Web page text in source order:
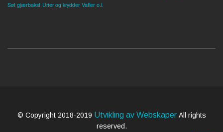
Søt gjærbakst Urter og krydder Vafler o.l.
© Copyright 2018-2019 Utvikling av Webskaper All rights
reserved.